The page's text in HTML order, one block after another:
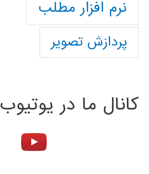
نرم افزار مطلب
پردازش تصویر
کانال ما در یوتیوب